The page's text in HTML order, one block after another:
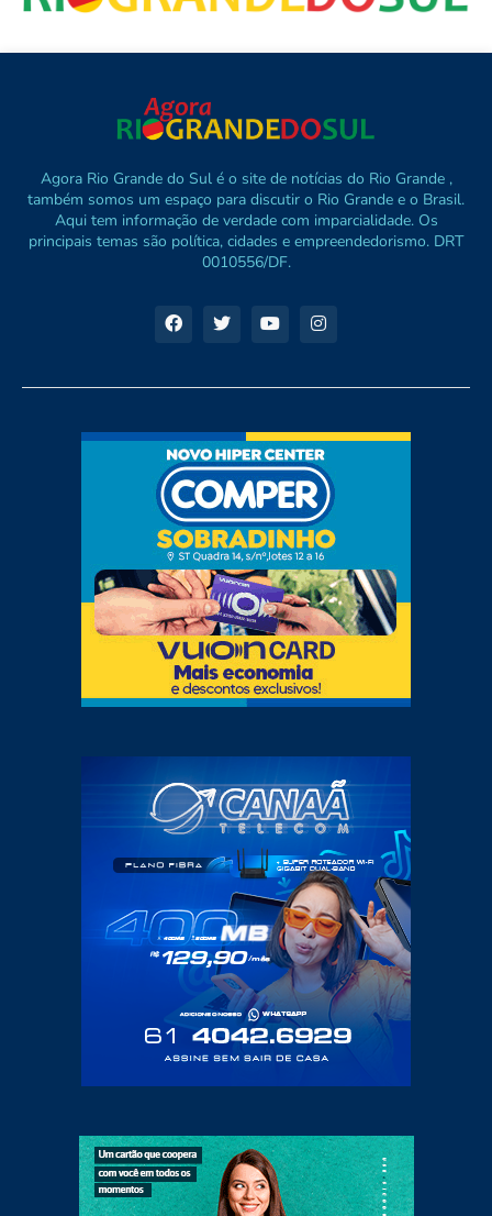
Agora Rio Grande do Sul é o site de notícias do Rio Grande ,
também somos um espaço para discutir o Rio Grande e o Brasil.
Aqui tem informação de verdade com imparcialidade. Os
principais temas são política, cidades e empreendedorismo. DRT
0010556/DF.